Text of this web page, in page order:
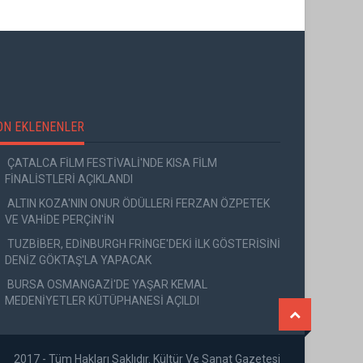
EKLENENLER
ÇATALCA FİLM FESTİVALİ'NDE KISA FİLM
FİNALİSTLERİ AÇIKLANDI
ALTIN KOZA'NIN ONUR ÖDÜLLERİ FERZAN ÖZPETEK
VE VAHİDE PERÇİN'İN
TUZBİBER, EDİNBURGH FRİNGE'DEKİ İLK GÖSTERİSİNİ
DENİZ GÖKTAŞ'LA YAPACAK
BURSA OSMANGAZİ'DE YAŞAR KEMAL
MEDENİYETLER KÜTÜPHANESİ AÇILDI
2017 - Tüm Hakları Saklıdır. Kültür Ve Sanat Gazetesi